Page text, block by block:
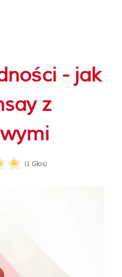
- jak
z
(1 Głos)